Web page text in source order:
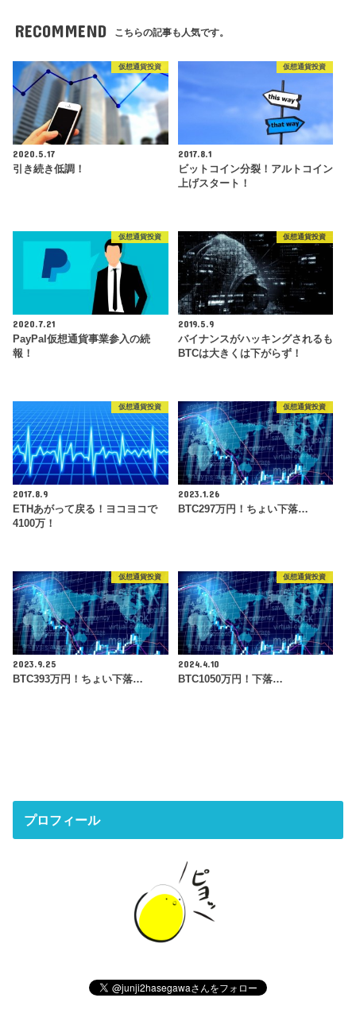
RECOMMEND こちらの記事も人気です。
仮想通貨投資
2020.5.17
引き続き低調！
仮想通貨投資
2017.8.1
ビットコイン分裂！アルトコイン
上げスタート！
仮想通貨投資
2020.7.21
PayPal仮想通貨事業参入の続
報！
仮想通貨投資
2019.5.9
バイナンスがハッキングされるも
BTCは大きくは下がらず！
仮想通貨投資
2017.8.9
ETHあがって戻る！ヨコヨコで
4100万！
仮想通貨投資
2023.1.26
BTC297万円！ちょい下落…
仮想通貨投資
2023.9.25
BTC393万円！ちょい下落…
仮想通貨投資
2024.4.10
BTC1050万円！下落…
プロフィール